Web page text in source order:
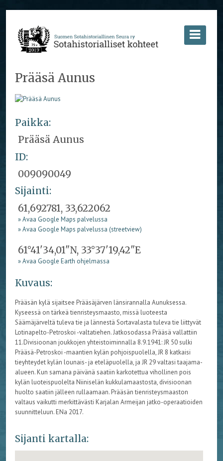
Prääsä Aunus
Paikka:
Prääsä Aunus
ID:
009090049
Sijainti:
61,692781, 33,622062
» Avaa Google Maps palvelussa
» Avaa Google Maps palvelussa (streetview)
61°41'34,01"N, 33°37'19,42"E
» Avaa Google Earth ohjelmassa
Kuvaus:
Prääsän kylä sijaitsee Prääsäjärven länsirannalla Aunuksessa.
Kyseessä on tärkeä tienristeysmaasto, missä luoteesta
Säämäjärveltä tuleva tie ja lännestä Sortavalasta tuleva tie liittyvät
Lotinapelto-Petroskoi -valtatiehen. Jatkosodassa Prääsä vallattiin
11.Divisioonan joukkojen yhteistoiminnalla 8.9.1941: JR 50 sulki
Prääsä-Petroskoi -maantien kylän pohjoispuolella, JR 8 katkaisi
tieyhteydet kylän lounais- ja eteläpuolella, ja JR 29 valtasi taajama-
alueen. Kun samana päivänä saatiin karkotettua vihollinen pois
kylän luoteispuolelta Niiniselän kukkulamaastosta, divisioonan
huolto saatiin jälleen rullaamaan. Prääsän tienristeysmaaston
valtaus vaikutti merkittävästi Karjalan Armeijan jatko-operaatioiden
suunnitteluun. ENa 2017.
Sijanti kartalla: